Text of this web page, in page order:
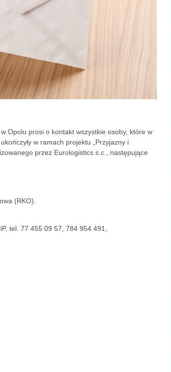
Opolu prosi o kontakt wszystkie osoby, które w
w ramach projektu „Przyjazny i
przez Eurologistics s.c., następujące
(RKO).
tel. 77 455 09 57, 784 954 491,